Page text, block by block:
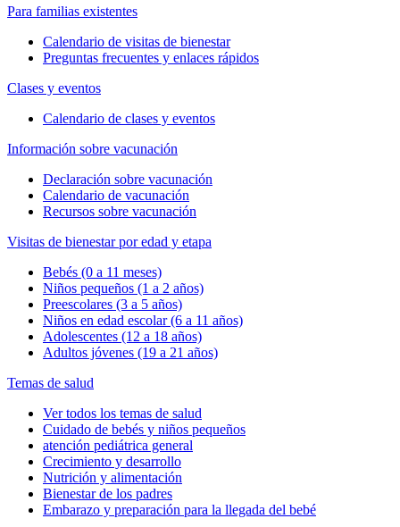
Para familias existentes
Calendario de visitas de bienestar
Preguntas frecuentes y enlaces rápidos
Clases y eventos
Calendario de clases y eventos
Información sobre vacunación
Declaración sobre vacunación
Calendario de vacunación
Recursos sobre vacunación
Visitas de bienestar por edad y etapa
Bebés (0 a 11 meses)
Niños pequeños (1 a 2 años)
Preescolares (3 a 5 años)
Niños en edad escolar (6 a 11 años)
Adolescentes (12 a 18 años)
Adultos jóvenes (19 a 21 años)
Temas de salud
Ver todos los temas de salud
Cuidado de bebés y niños pequeños
atención pediátrica general
Crecimiento y desarrollo
Nutrición y alimentación
Bienestar de los padres
Embarazo y preparación para la llegada del bebé